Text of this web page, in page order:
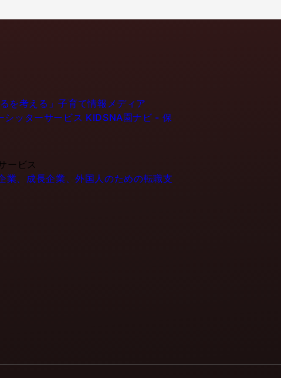
を考える」子育て情報メディア
ッターサービス KIDSNA園ナビ - 保
ービス
、成長企業、外国人のための転職支